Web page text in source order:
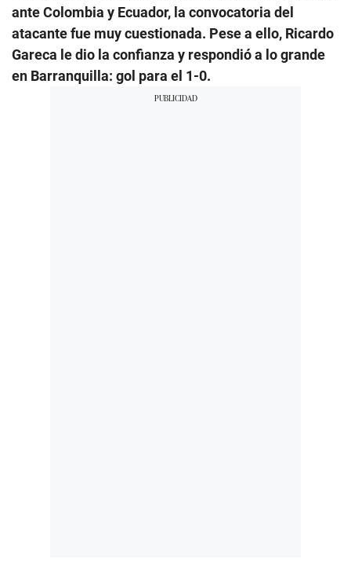
ante Colombia y Ecuador, la convocatoria del
atacante fue muy cuestionada. Pese a ello, Ricardo
Gareca le dio la confianza y respondió a lo grande
en Barranquilla: gol para el 1-0.